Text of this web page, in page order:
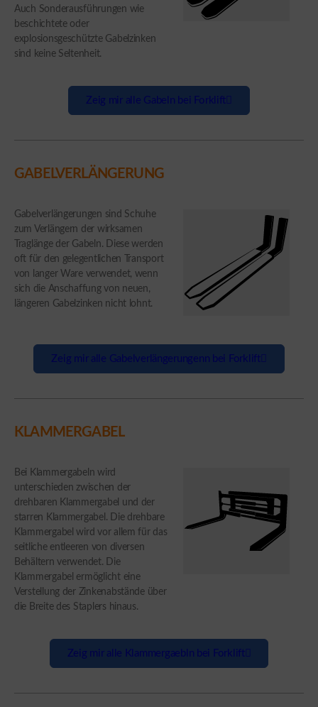
Auch Sonderausführungen wie
beschichtete oder
explosionsgeschützte Gabelzinken
sind keine Seltenheit.
Zeig mir alle Gabeln bei Forklift
GABELVERLÄNGERUNG
Gabelverlängerungen sind Schuhe
zum Verlängern der wirksamen
Traglänge der Gabeln. Diese werden
oft für den gelegentlichen Transport
von langer Ware verwendet, wenn
sich die Anschaffung von neuen,
längeren Gabelzinken nicht lohnt.
Zeig mir alle Gabelverlängerungenn bei Forklift
KLAMMERGABEL
Bei Klammergabeln wird
unterschieden zwischen der
drehbaren Klammergabel und der
starren Klammergabel. Die drehbare
Klammergabel wird vor allem für das
seitliche entleeren von diversen
Behältern verwendet. Die
Klammergabel ermöglicht eine
Verstellung der Zinkenabstände über
die Breite des Staplers hinaus.
Zeig mir alle Klammergaebln bei Forklift